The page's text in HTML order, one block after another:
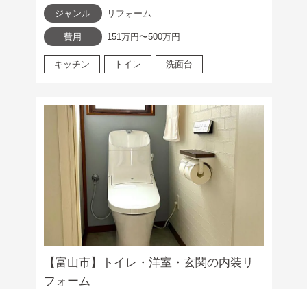
ジャンル リフォーム
費用 151万円〜500万円
キッチン トイレ 洗面台
【富山市】トイレ・洋室・玄関の内装リ
フォーム